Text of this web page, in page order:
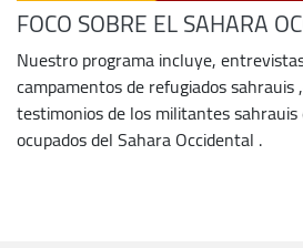
FOCO SOBRE EL SAHARA
Nuestro programa incluye,
campamentos de refugiados
testimonios de los militantes
ocupados del Sahara Occidental .